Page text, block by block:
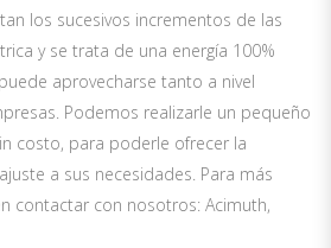
los sucesivos incrementos de las
y se trata de una energía 100%
aprovecharse tanto a nivel
Podemos realizarle un pequeño
costo, para poderle ofrecer la
a sus necesidades. Para más
contactar con nosotros: Acimuth,